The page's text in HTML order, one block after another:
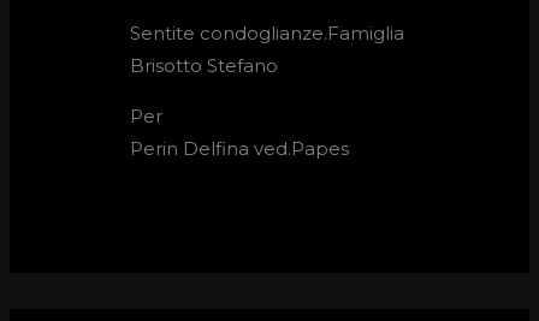
Sentite condoglianze.Famiglia
Brisotto Stefano
Per
Perin Delfina ved.Papes